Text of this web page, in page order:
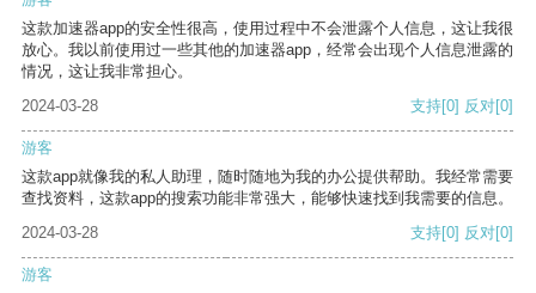
这款加速器app的安全性很高，使用过程中不会泄露个人信息，这让我很
放心。我以前使用过一些其他的加速器app，经常会出现个人信息泄露的
情况，这让我非常担心。
2024-03-28
支持[0] 反对[0]
游客
这款app就像我的私人助理，随时随地为我的办公提供帮助。我经常需要
查找资料，这款app的搜索功能非常强大，能够快速找到我需要的信息。
2024-03-28
支持[0] 反对[0]
游客